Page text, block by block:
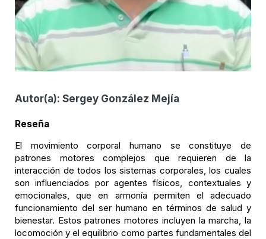
Autor(a): Sergey González Mejía
Reseña
El movimiento corporal humano se constituye de
patrones motores complejos que requieren de la
interacción de todos los sistemas corporales, los cuales
son influenciados por agentes físicos, contextuales y
emocionales, que en armonía permiten el adecuado
funcionamiento del ser humano en términos de salud y
bienestar. Estos patrones motores incluyen la marcha, la
locomoción y el equilibrio como partes fundamentales del